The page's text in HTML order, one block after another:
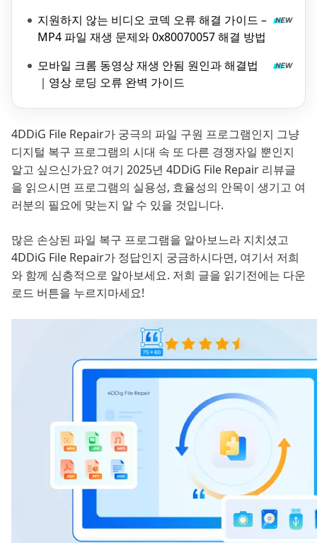
지원하지 않는 비디오 코덱 오류 해결 가이드 –
MP4 파일 재생 문제와 0x80070057 해결 방법
모바일 크롬 동영상 재생 안됨 원인과 해결법
｜영상 로딩 오류 완벽 가이드
4DDiG File Repair가 궁극의 파일 구원 프로그램인지 그냥
디지털 복구 프로그램의 시대 속 또 다른 경쟁자일 뿐인지
알고 싶으신가요? 여기 2025년 4DDiG File Repair 리뷰글
을 읽으시면 프로그램의 실용성, 효율성의 안목이 생기고 여
러분의 필요에 맞는지 알 수 있을 것입니다.
많은 손상된 파일 복구 프로그램을 알아보느라 지치셨고
4DDiG File Repair가 정답인지 궁금하시다면, 여기서 저희
와 함께 심층적으로 알아보세요. 저희 글을 읽기전에는 다운
로드 버튼을 누르지마세요!